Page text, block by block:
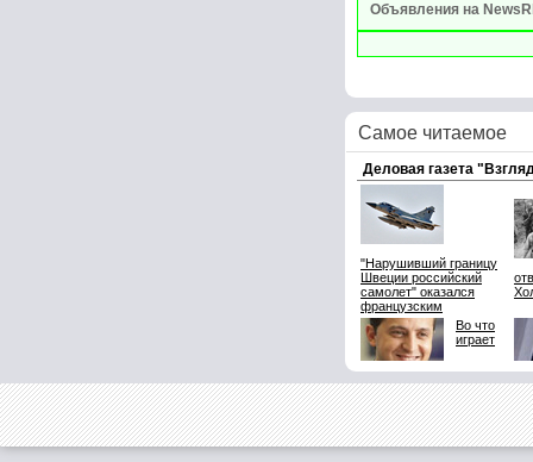
Объявления на
Самое читаемое